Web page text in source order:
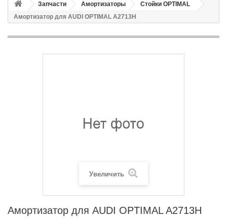
Запчасти Амортизаторы
Стойки OPTIMAL
Амортизатор для AUDI OPTIMAL A2713H
Увеличить
Амортизатор для AUDI OPTIMAL A2713H